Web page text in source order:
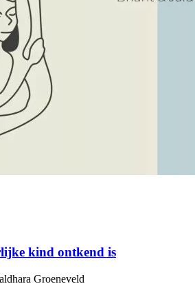
kind ontkend is
Groeneveld